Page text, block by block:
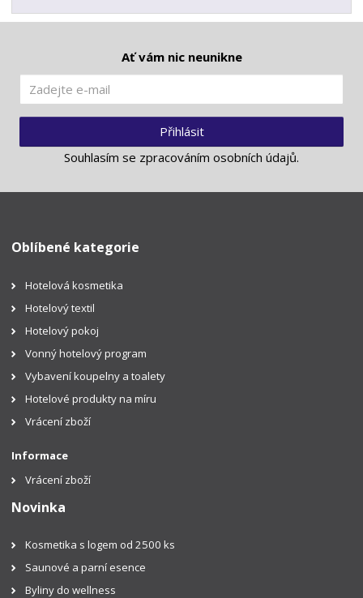
Ať vám nic neunikne
Přihlásit
Souhlasím se zpracováním osobních údajů.
Oblíbené kategorie
Hotelová kosmetika
Hotelový textil
Hotelový pokoj
Vonný hotelový program
Vybavení koupelny a toalety
Hotelové produkty na míru
Vrácení zboží
Informace
Vrácení zboží
Novinka
Kosmetika s logem od 2500 ks
Saunové a parní esence
Byliny do wellness